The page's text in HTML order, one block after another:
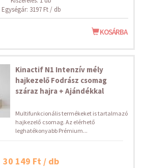
Egységár: 3197 Ft / db
KOSÁRBA
Kinactif N1 Intenzív mély
hajkezelő Fodrász csomag
száraz hajra + Ajándékkal
Multifunkcionális termékeket is tartalmazó
hajkezelő csomag. Az elérhető
leghatékonyabb Prémium...
30 149 Ft / db